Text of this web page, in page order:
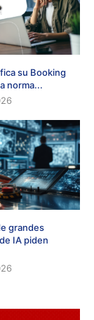
su Booking
norma...
grandes
IA piden